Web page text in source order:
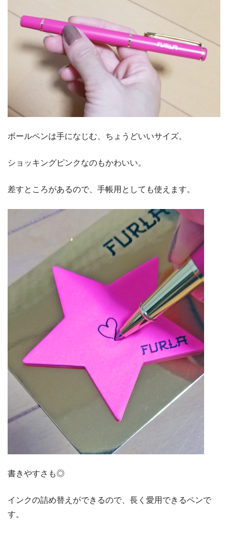
ボールペンは手になじむ、ちょうどいいサイズ。
ショッキングピンクなのもかわいい。
差すところがあるので、手帳用としても使えます。
書きやすさも◎
インクの詰め替えができるので、長く愛用できるペンで
す。